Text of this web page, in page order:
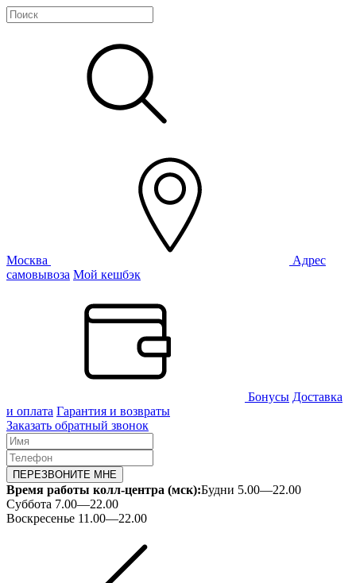
Москва
Адрес
самовывоза Мой кешбэк
Бонусы Доставка
и оплата Гарантия и возвраты
Заказать обратный звонок
ПЕРЕЗВОНИТЕ МНЕ
Время работы колл-центра (мск):Будни 5.00—22.00
Суббота 7.00—22.00
Воскресенье 11.00—22.00